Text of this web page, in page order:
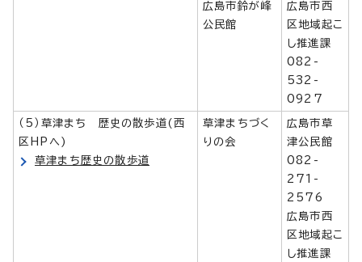
広島市鈴が峰
公民館
広島市西
区地域起こ
し推進課
082-
532-
0927
（5）草津まち 歴史の散歩道(西
区HPへ)
草津まち歴史の散歩道
草津まちづく
りの会
広島市草
津公民館
082-
271-
2576
広島市西
区地域起こ
し推進課